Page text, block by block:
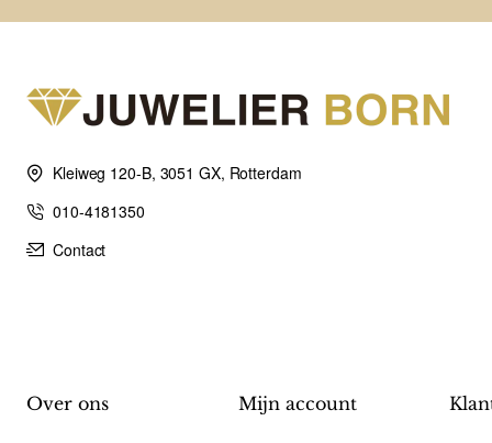
Kleiweg 120-B, 3051 GX, Rotterdam
010-4181350
Contact
Over ons Mijn account